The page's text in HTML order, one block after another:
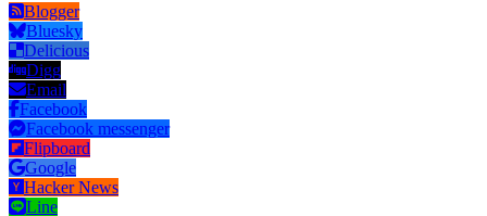
Blogger
Bluesky
Delicious
Digg
Email
Facebook
Facebook messenger
Flipboard
Google
Hacker News
Line